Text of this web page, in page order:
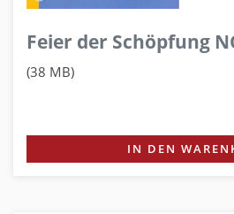
Feier der Schöpfung
(38 MB)
IN DEN